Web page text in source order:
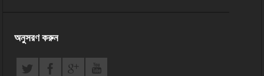
অনুসরণ করুন